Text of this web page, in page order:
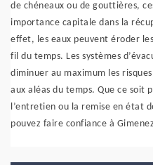
de chéneaux ou de gouttières,
importance capitale dans la
effet, les eaux peuvent éroder
fil du temps. Les systèmes
diminuer au maximum les
aux aléas du temps. Que ce soit
l’entretien ou la remise en état
pouvez faire confiance à